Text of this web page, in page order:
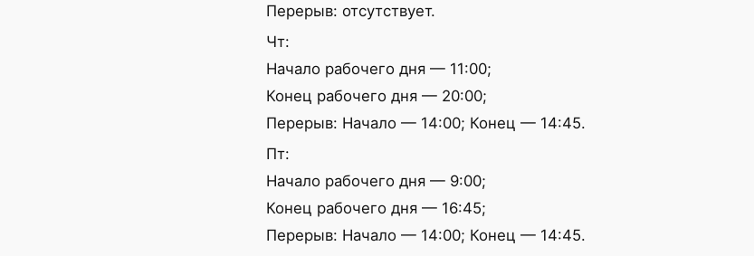
Перерыв: отсутствует.
Чт:
Начало рабочего дня — 11:00;
Конец рабочего дня — 20:00;
Перерыв: Начало — 14:00; Конец — 14:45.
Пт:
Начало рабочего дня — 9:00;
Конец рабочего дня — 16:45;
Перерыв: Начало — 14:00; Конец — 14:45.